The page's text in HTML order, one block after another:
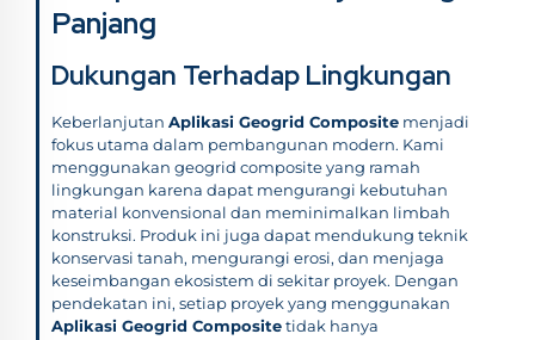
Panjang
Dukungan Terhadap Lingkungan
Keberlanjutan Aplikasi Geogrid Composite menjadi
fokus utama dalam pembangunan modern. Kami
menggunakan geogrid composite yang ramah
lingkungan karena dapat mengurangi kebutuhan
material konvensional dan meminimalkan limbah
konstruksi. Produk ini juga dapat mendukung teknik
konservasi tanah, mengurangi erosi, dan menjaga
keseimbangan ekosistem di sekitar proyek. Dengan
pendekatan ini, setiap proyek yang menggunakan
Aplikasi Geogrid Compositetidak hanya